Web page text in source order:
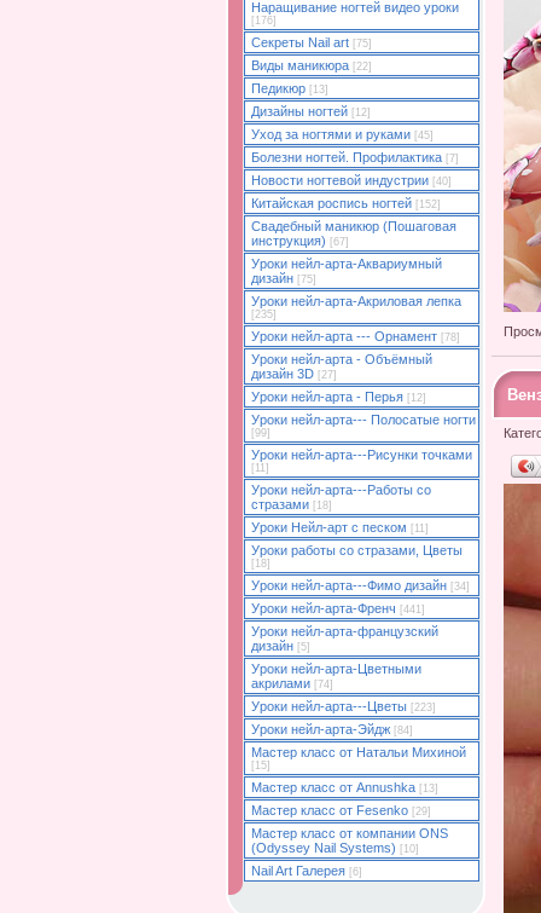
Наращивание ногтей видео уроки
[176]
Секреты Nail art [75]
Виды маникюра [22]
Педикюр [13]
Дизайны ногтей [12]
Уход за ногтями и руками [45]
Болезни ногтей. Профилактика [7]
Новости ногтевой индустрии [40]
Китайская роспись ногтей [152]
Свадебный маникюр (Пошаговая
инструкция)
[67]
Уроки нейл-арта-Аквариумный
дизайн
[75]
Уроки нейл-арта-Акриловая лепка
[235]
Уроки нейл-арта --- Орнамент [78]
Уроки нейл-арта - Объёмный
дизайн 3D
[27]
Уроки нейл-арта - Перья [12]
Уроки нейл-арта--- Полосатые ногти
[99]
Уроки нейл-арта---Рисунки точками
[11]
Уроки нейл-арта---Работы со
стразами
[18]
Уроки Нейл-арт с песком [11]
Уроки работы со стразами, Цветы
[18]
Уроки нейл-арта---Фимо дизайн [34]
Уроки нейл-арта-Френч [441]
Уроки нейл-арта-французский
дизайн
[5]
Уроки нейл-арта-Цветными
акрилами
[74]
Уроки нейл-арта---Цветы [223]
Уроки нейл-арта-Эйдж [84]
Мастер класс от Натальи Михиной
[15]
Мастер класс от Annushka [13]
Мастер класс от Fesenko [29]
Мастер класс от компании ONS
(Odyssey Nail Systems)
[10]
Nail Art Галерея [6]